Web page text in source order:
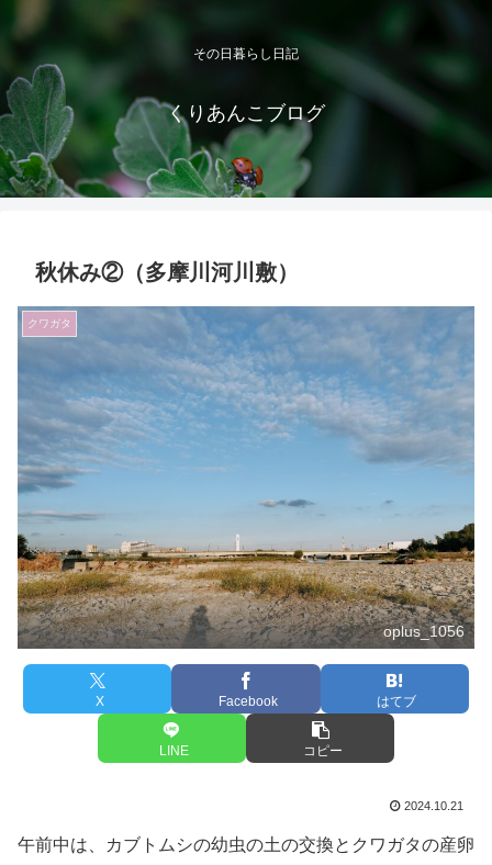
その日暮らし日記
くりあんこブログ
秋休み②（多摩川河川敷）
クワガタ
oplus_1056
X Facebook はてブ
LINE コピー
2024.10.21
午前中は、カブトムシの幼虫の土の交換とクワガタの産卵